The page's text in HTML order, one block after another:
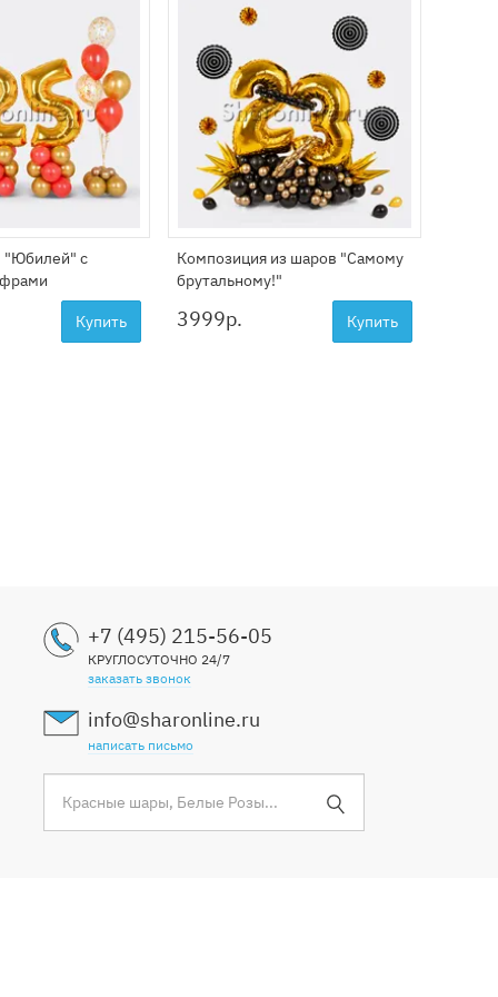
"Юбилей" с
Купить
Композиция из шаров "Самому
брутальному!"
3999р. Купить
+7 (495) 215-56-05
КРУГЛОСУТОЧНО 24/7
заказать звонок
info@sharonline.ru
написать письмо